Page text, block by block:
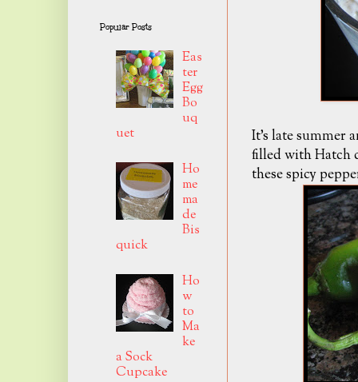
It's late summer
filled with Hatch
these spicy
Popular Posts
Eas
ter
Egg
Bo
uq
uet
Ho
me
ma
de
Bis
quick
Ho
w
to
Ma
ke
a Sock
Cupcake